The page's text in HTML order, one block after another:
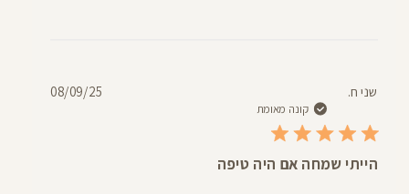
שני ח.
קונה מאומת
הייתי שמחה אם היה טיפה
תאריך08/09/25